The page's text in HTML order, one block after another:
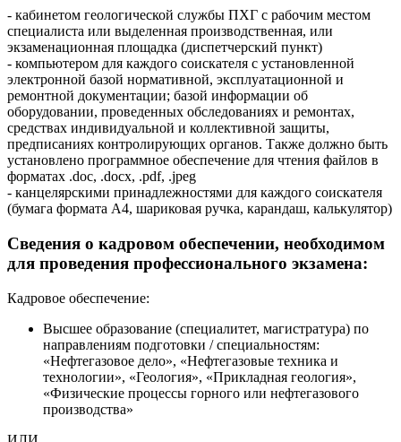
- кабинетом геологической службы ПХГ с рабочим местом
специалиста или выделенная производственная, или
экзаменационная площадка (диспетчерский пункт)
- компьютером для каждого соискателя с установленной
электронной базой нормативной, эксплуатационной и
ремонтной документации; базой информации об
оборудовании, проведенных обследованиях и ремонтах,
средствах индивидуальной и коллективной защиты,
предписаниях контролирующих органов. Также должно быть
установлено программное обеспечение для чтения файлов в
форматах .doc, .docx, .pdf, .jpeg
- канцелярскими принадлежностями для каждого соискателя
(бумага формата А4, шариковая ручка, карандаш, калькулятор)
Сведения о кадровом обеспечении, необходимом
для проведения профессионального экзамена:
Кадровое обеспечение:
Высшее образование (специалитет, магистратура) по
направлениям подготовки / специальностям:
«Нефтегазовое дело», «Нефтегазовые техника и
технологии», «Геология», «Прикладная геология»,
«Физические процессы горного или нефтегазового
производства»